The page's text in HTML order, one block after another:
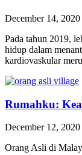
December 14, 2020
Pada tahun 2019,
hidup dalam
kardiovaskular
Rumahku:
December 12, 2020
Orang Asli di